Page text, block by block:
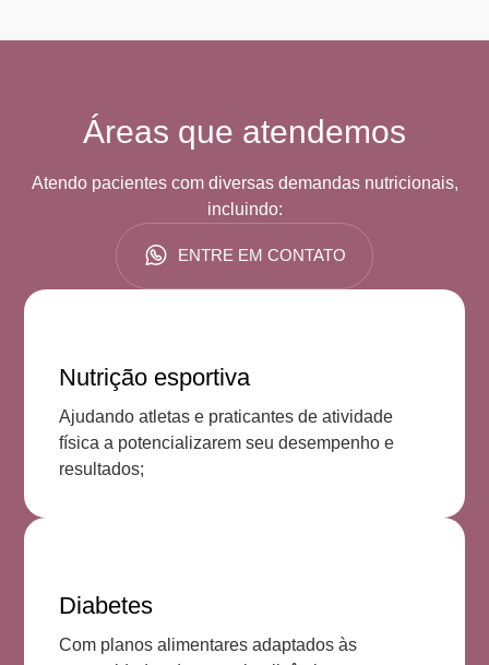
Áreas que atendemos
Atendo pacientes com diversas demandas nutricionais,
incluindo:
ENTRE EM CONTATO
Nutrição esportiva
Ajudando atletas e praticantes de atividade
física a potencializarem seu desempenho e
resultados;
Diabetes
Com planos alimentares adaptados às